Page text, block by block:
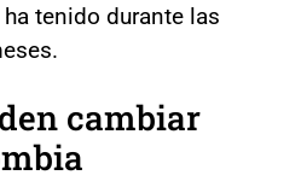
tenido durante las
cambiar